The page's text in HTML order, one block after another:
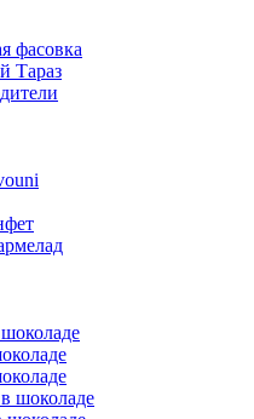
фасовка
Тараз
шоколаде